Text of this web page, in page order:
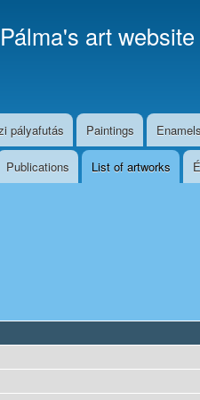
art website
pályafutás Paintings Enamels
Publications List of artworks